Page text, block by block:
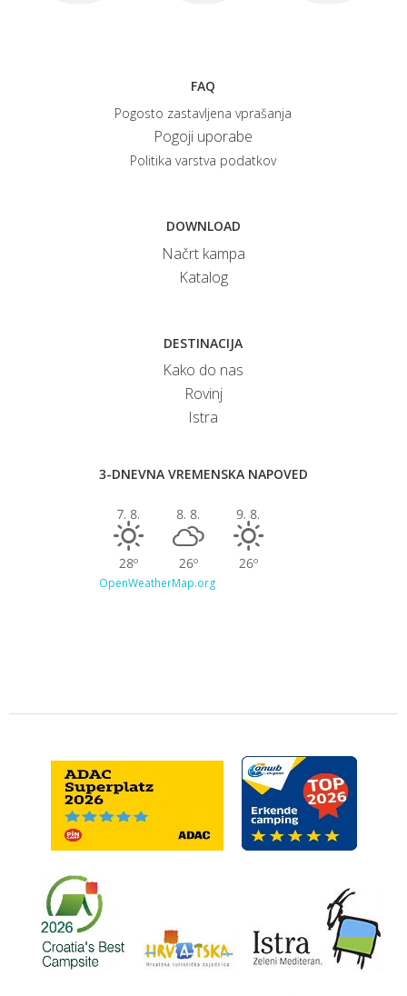
FAQ
Pogosto zastavljena vprašanja
Pogoji uporabe
Politika varstva podatkov
DOWNLOAD
Načrt kampa
Katalog
DESTINACIJA
Kako do nas
Rovinj
Istra
3-DNEVNA VREMENSKA NAPOVED
7. 8.
28º
8. 8.
26º
9. 8.
26º
OpenWeatherMap.org